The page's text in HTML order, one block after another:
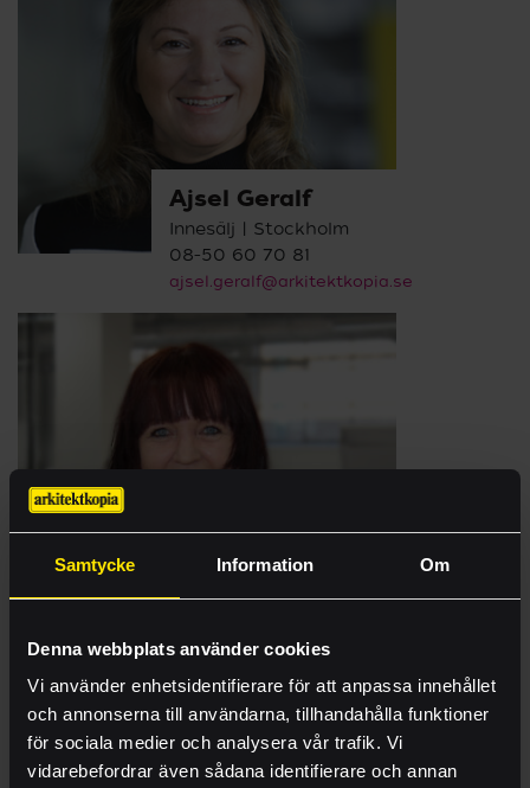
Samtycke Information Om
Denna webbplats använder cookies
Vi använder enhetsidentifierare för att anpassa innehållet
och annonserna till användarna, tillhandahålla funktioner
för sociala medier och analysera vår trafik. Vi
vidarebefordrar även sådana identifierare och annan
Ajsel Geralf
Innesälj | Stockholm
08-50 60 70 81
ajsel.geralf@arkitektkopia.se
Michaela Hanssen
08-50 60 73 06
michaela.hanssen@arkitektkopia.se
E-handel
Offert
Produkter
Tjänster
Ritningsbeställning